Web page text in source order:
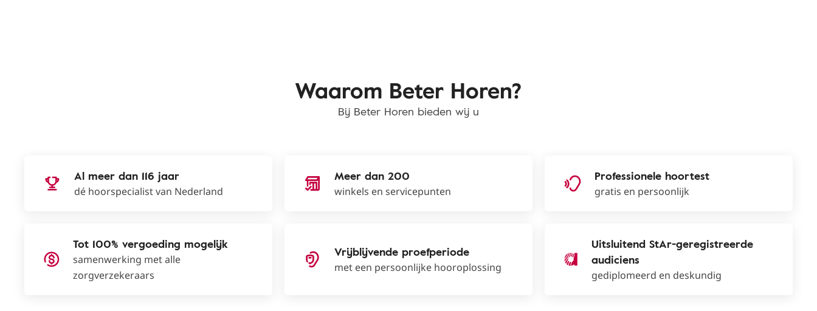
Waarom Beter Horen?
Bij Beter Horen bieden wij u
Al meer dan 116 jaar
dé hoorspecialist van Nederland
Meer dan 200
winkels en servicepunten
Professionele hoortest
gratis en persoonlijk
Tot 100% vergoeding mogelijk
samenwerking met alle
zorgverzekeraars
Vrijblijvende proefperiode
met een persoonlijke hooroplossing
Uitsluitend StAr-geregistreerde
audiciens
gediplomeerd en deskundig